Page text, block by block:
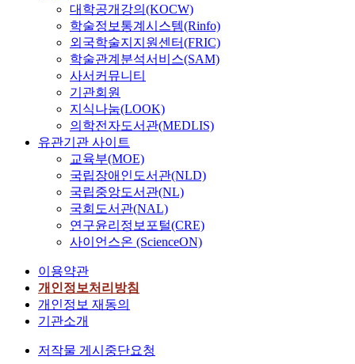
대학공개강의(KOCW)
학술정보통계시스템(Rinfo)
외국학술지지원센터(FRIC)
학술관계분석서비스(SAM)
사서커뮤니티
기관회원
지식나눔(LOOK)
의학전자도서관(MEDLIS)
유관기관 사이트
교육부(MOE)
국립장애인도서관(NLD)
국립중앙도서관(NL)
국회도서관(NAL)
연구윤리정보포털(CRE)
사이언스온 (ScienceON)
이용약관
개인정보처리방침
개인정보 재동의
기관소개
저작물 게시중단요청